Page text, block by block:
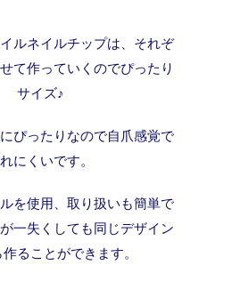
ルネイルチップは、それぞ
て作っていくのでぴったり
サイズ♪
ぴったりなので自爪感覚で
にくいです。
を使用、取り扱いも簡単で
一失くしても同じデザイン
ることができます。